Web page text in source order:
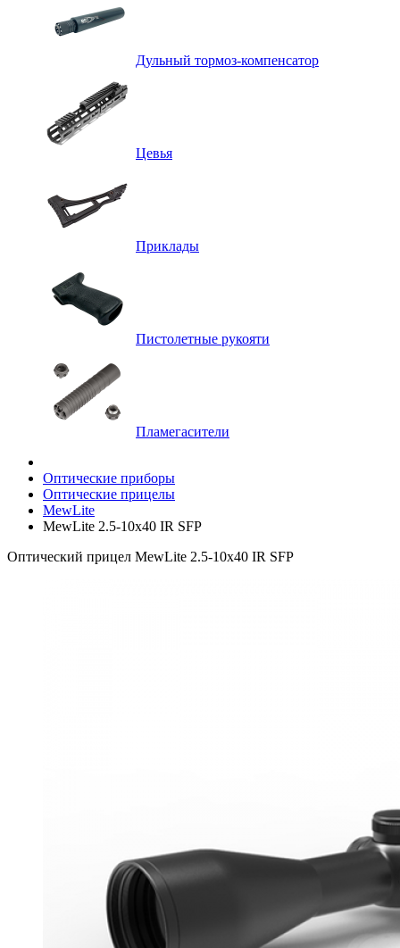
Дульный тормоз-компенсатор
Цевья
Приклады
Пистолетные рукояти
Пламегасители
Оптические приборы
Оптические прицелы
MewLite
MewLite 2.5-10x40 IR SFP
Оптический прицел MewLite 2.5-10x40 IR SFP